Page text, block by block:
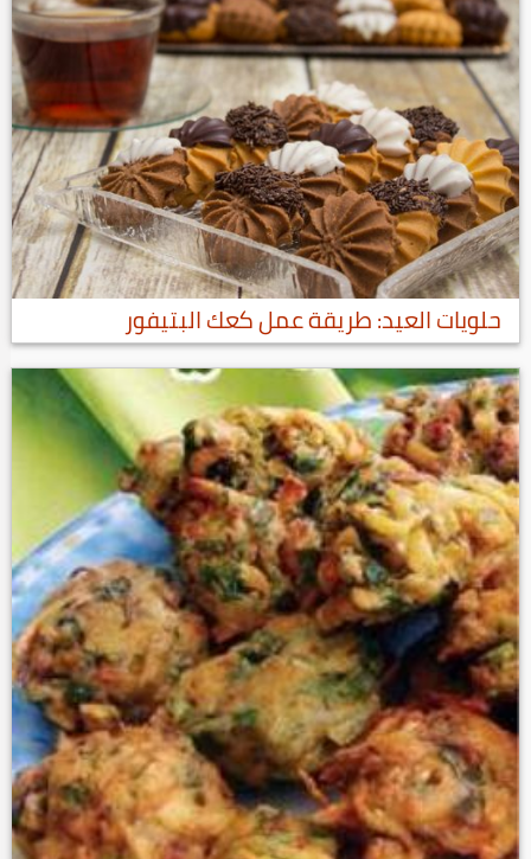
حلويات العيد: طريقة عمل كعك البتيفور